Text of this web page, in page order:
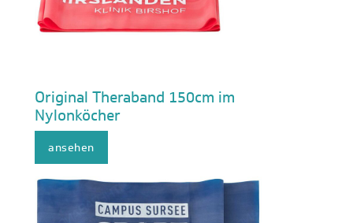
Original Theraband 150cm im
Nylonköcher
ansehen